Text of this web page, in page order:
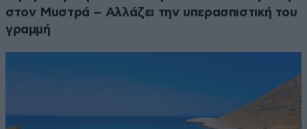
στον Μυστρά – Αλλάζει την υπερασπιστική του
γραμμή